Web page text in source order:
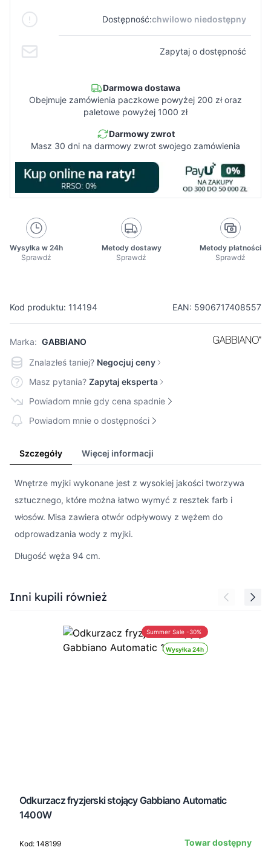
Kod produktu: 114194 EAN: 5906717408557
Marka: GABBIANO
Dostępność:chwilowo niedostępny
Zapytaj o dostępność
Darmowa dostawa
Obejmuje zamówienia paczkowe powyżej 200 zł oraz
paletowe powyżej 1000 zł
Darmowy zwrot
Masz 30 dni na darmowy zwrot swojego zamówienia
Wysyłka w 24h
Sprawdź
Metody dostawy
Sprawdź
Metody płatności
Sprawdź
Znalazłeś taniej? Negocjuj ceny
Masz pytania? Zapytaj eksperta
Powiadom mnie gdy cena spadnie
Powiadom mnie o dostępności
Szczegóły Więcej informacji
Wnętrze myjki wykonane jest z wysokiej jakości tworzywa
sztucznego, które można łatwo wymyć z resztek farb i
włosów. Misa zawiera otwór odpływowy z wężem do
odprowadzania wody z myjki.
Długość węża 94 cm.
Press to skip carousel
Inni kupili również
Wysyłka 24h
Summer Sale -30%
Odkurzacz fryzjerski stojący Gabbiano Automatic
1400W
Kod: 148199
Towar dostępny